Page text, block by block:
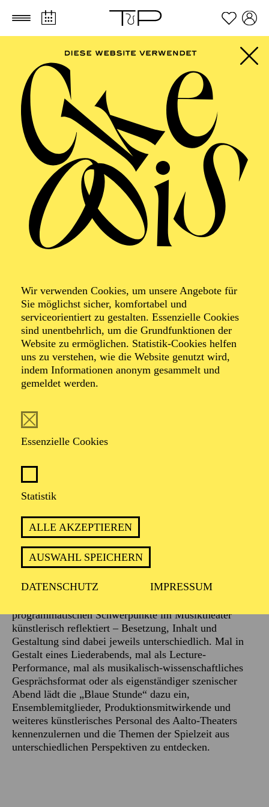
Zum Hauptinhalt springen Zum Footer springen
Wir verwenden Cookies, um unsere Angebote für
Sie möglichst sicher, komfortabel und
serviceorientiert zu gestalten. Essenzielle Cookies
sind unentbehrlich, um die Grundfunktionen der
Website zu ermöglichen. Statistik-Cookies helfen
uns zu verstehen, wie die Website genutzt wird,
indem Informationen anonym gesammelt und
gemeldet werden.
Essenzielle Cookies
Statistik
ALLE AKZEPTIEREN
AUSWAHL SPEICHERN
DATENSCHUTZ IMPRESSUM
AALTO MUSIKTHEATER
Im Rahmen des
Blaue Stunde
Sing and Play, Musik von Frauen
her:voice Spezial
MUSIKALISCH-KÜNSTLERISCHER
ABEND MIT DEM ENSEMBLE DES
AALTO MUSIKTHEATERS
Beschreibung
programmatischen Schwerpunkte im Musiktheater
künstlerisch reflektiert – Besetzung, Inhalt und
Gestaltung sind dabei jeweils unterschiedlich. Mal in
Gestalt eines Liederabends, mal als Lecture-
Performance, mal als musikalisch-wissenschaftliches
Gesprächsformat oder als eigenständiger szenischer
Abend lädt die „Blaue Stunde“ dazu ein,
Ensemblemitglieder, Produktionsmitwirkende und
weiteres künstlerisches Personal des Aalto-Theaters
kennenzulernen und die Themen der Spielzeit aus
unterschiedlichen Perspektiven zu entdecken.